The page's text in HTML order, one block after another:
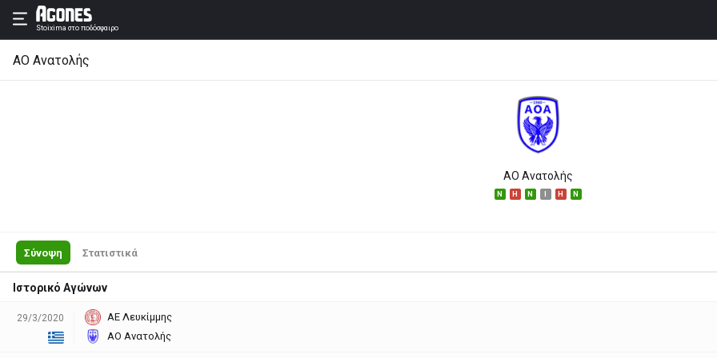
Stoixima στο ποδόσφαιρο
ΑΟ Ανατολής
ΑΟ Ανατολής
N H N H N
Σύνοψη Στατιστικά
Ιστορικό Αγώνων
29/3/2020
ΑΕ Λευκίμμης
ΑΟ Ανατολής